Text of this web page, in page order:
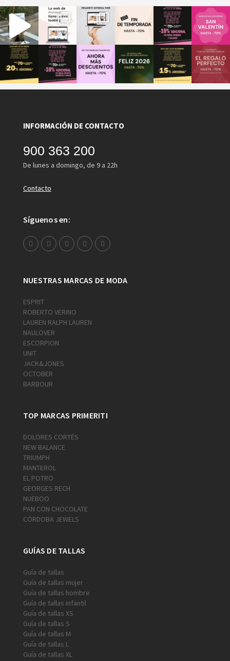
INFORMACIÓN DE CONTACTO
900 363 200
De lunes a domingo, de 9 a 22h
Contacto
Síguenos en:
NUESTRAS MARCAS DE MODA
ESPRIT
ROBERTO VERINO
LAUREN RALPH LAUREN
NAULOVER
ESCORPION
UNIT
JACK&JONES
OCTOBER
BARBOUR
TOP MARCAS PRIMERITI
DOLORES CORTÉS
NEW BALANCE
TRIUMPH
MANTEROL
EL POTRO
GEORGES RECH
NUEBOO
PAN CON CHOCOLATE
CÓRDOBA JEWELS
GUÍAS DE TALLAS
Guía de tallas
Guía de tallas mujer
Guía de tallas hombre
Guía de tallas infantil
Guía de tallas XS
Guía de tallas S
Guía de tallas M
Guía de tallas L
Guía de tallas XL